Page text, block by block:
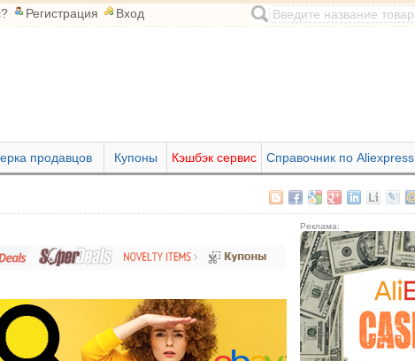
Регистрация Вход
продавцов Купоны Кэшбэк сервис Справочник по Aliexpress
Реклама: